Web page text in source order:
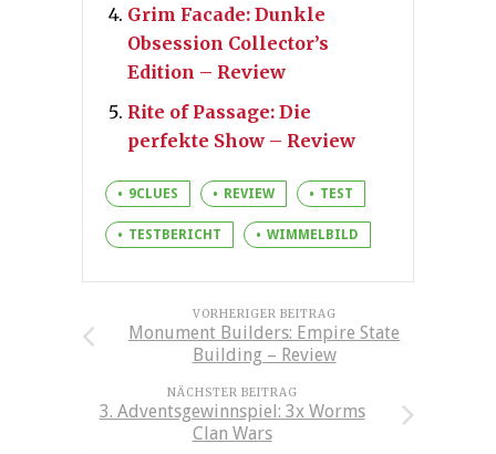
Grim Facade: Dunkle
Obsession Collector’s
Edition – Review
Rite of Passage: Die
perfekte Show – Review
9CLUES REVIEW TEST
TESTBERICHT WIMMELBILD
VORHERIGER BEITRAG
Monument Builders: Empire State
Building – Review
NÄCHSTER BEITRAG
3. Adventsgewinnspiel: 3x Worms
Clan Wars